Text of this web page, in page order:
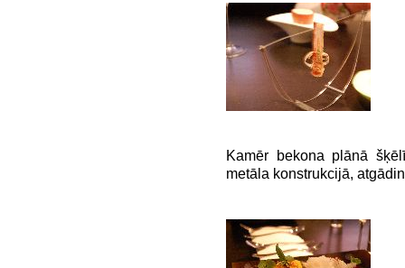
Kamēr bekona plānā
metāla konstrukcijā,